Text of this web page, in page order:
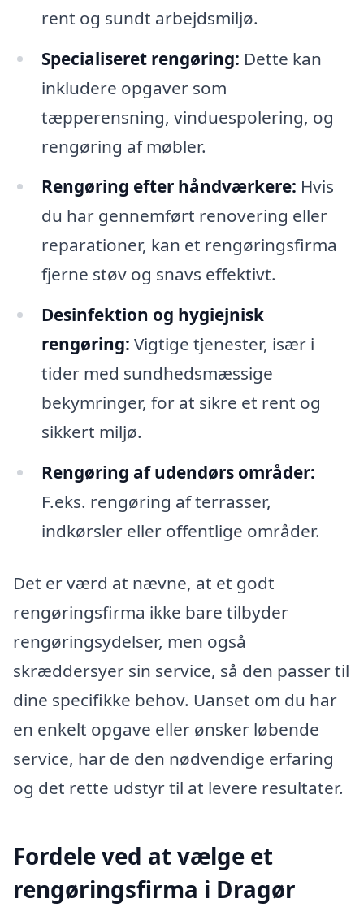
rent og sundt arbejdsmiljø.
Specialiseret rengøring: Dette kan
inkludere opgaver som
tæpperensning, vinduespolering, og
rengøring af møbler.
Rengøring efter håndværkere: Hvis
du har gennemført renovering eller
reparationer, kan et rengøringsfirma
fjerne støv og snavs effektivt.
Desinfektion og hygiejnisk
rengøring: Vigtige tjenester, især i
tider med sundhedsmæssige
bekymringer, for at sikre et rent og
sikkert miljø.
Rengøring af udendørs områder:
F.eks. rengøring af terrasser,
indkørsler eller offentlige områder.
Det er værd at nævne, at et godt
rengøringsfirma ikke bare tilbyder
rengøringsydelser, men også
skræddersyer sin service, så den passer til
dine specifikke behov. Uanset om du har
en enkelt opgave eller ønsker løbende
service, har de den nødvendige erfaring
og det rette udstyr til at levere resultater.
Fordele ved at vælge et
rengøringsfirma i Dragør